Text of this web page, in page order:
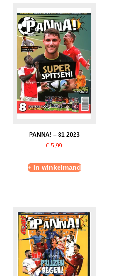
PANNA! – 81 2023
€ 5,99
+ In winkelmand